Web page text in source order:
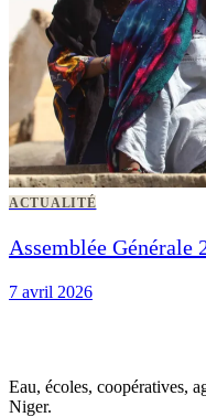
ACTUALITÉ
Assemblée Générale
7 avril 2026
Eau, écoles, coopératives,
Niger.